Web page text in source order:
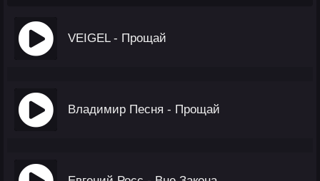
VEIGEL - Прощай
Владимир Песня - Прощай